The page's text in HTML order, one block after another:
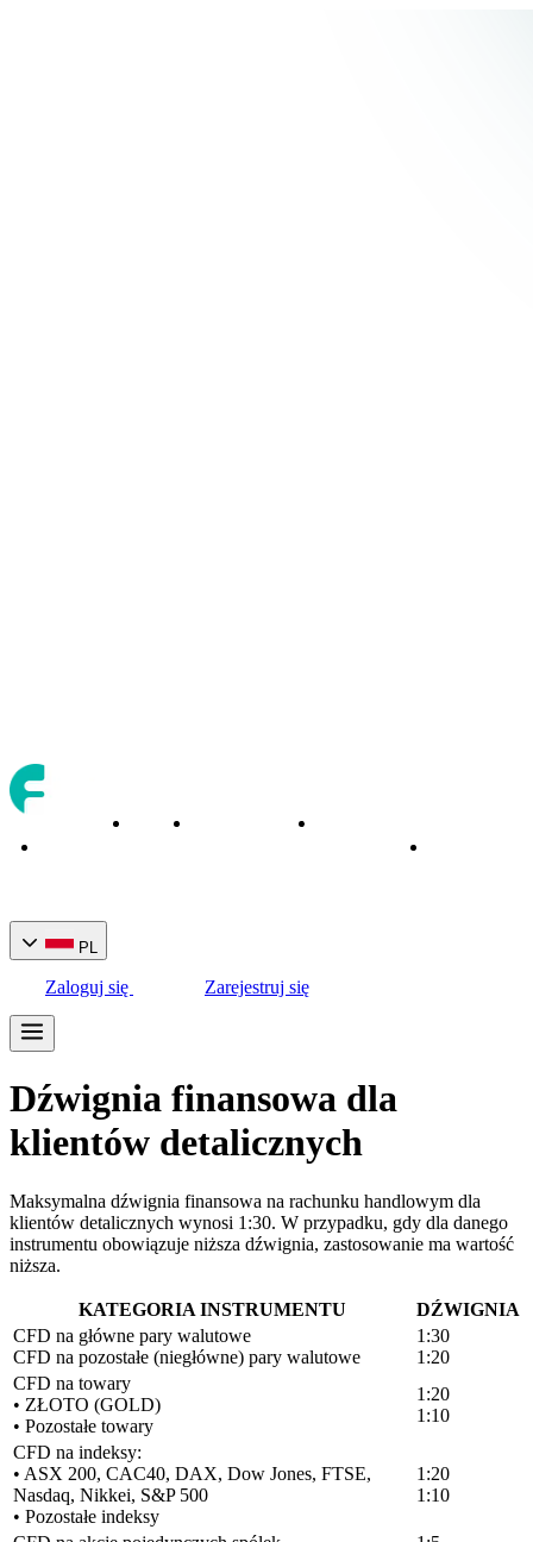
PL
Zaloguj się Zarejestruj się
Dźwignia finansowa dla
klientów detalicznych
Maksymalna dźwignia finansowa na rachunku handlowym dla
klientów detalicznych wynosi 1:30. W przypadku, gdy dla danego
instrumentu obowiązuje niższa dźwignia, zastosowanie ma wartość
niższa.
KATEGORIA INSTRUMENTU
DŹWIGNIA
CFD na główne pary walutowe
CFD na pozostałe (niegłówne) pary walutowe
1:30
1:20
CFD na towary
• ZŁOTO (GOLD)
• Pozostałe towary
1:20
1:10
CFD na indeksy:
• ASX 200, CAC40, DAX, Dow Jones, FTSE,
Nasdaq, Nikkei, S&P 500
• Pozostałe indeksy
1:20
1:10